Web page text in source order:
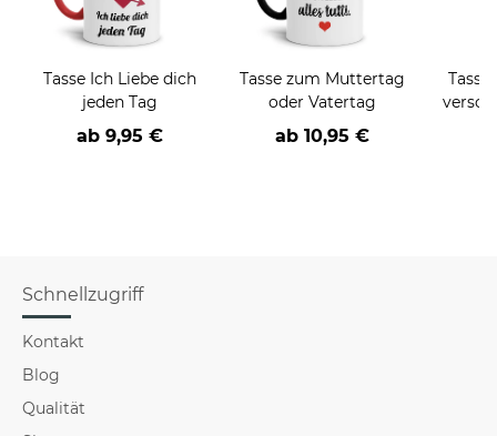
Tasse Ich Liebe dich
jeden Tag
ab 9,95 €
Tasse zum Muttertag
oder Vatertag
ab 10,95 €
Schnellzugriff
Kontakt
Blog
Qualität